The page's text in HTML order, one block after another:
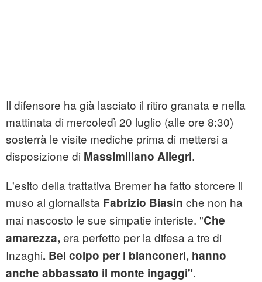
Il difensore ha già lasciato il ritiro granata e nella
mattinata di mercoledì 20 luglio (alle ore 8:30)
sosterrà le visite mediche prima di mettersi a
disposizione di Massimiliano Allegri.
L'esito della trattativa Bremer ha fatto storcere il
muso al giornalista Fabrizio Biasin che non ha
mai nascosto le sue simpatie interiste. "Che
amarezza, era perfetto per la difesa a tre di
Inzaghi. Bel colpo per i bianconeri, hanno
anche abbassato il monte ingaggi".